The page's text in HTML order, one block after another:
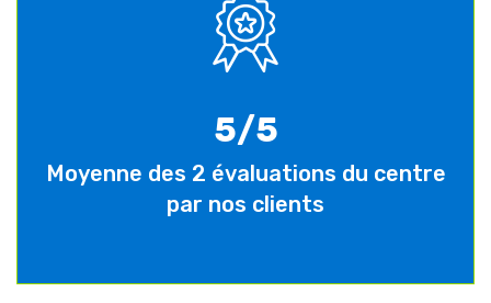
5/5
Moyenne des 2 évaluations du centre
par nos clients